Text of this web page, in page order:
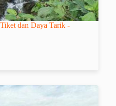
dan Daya Tarik -